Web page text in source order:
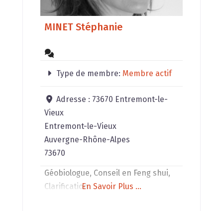
MINET Stéphanie
Type de membre: Membre actif
Adresse : 73670 Entremont-le-
Vieux
Entremont-le-Vieux
Auvergne-Rhône-Alpes
73670
Géobiologue, Conseil en Feng shui,
ClarificationEn Savoir Plus ...